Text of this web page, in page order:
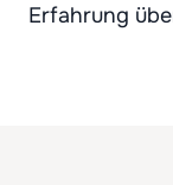
Erfahrung